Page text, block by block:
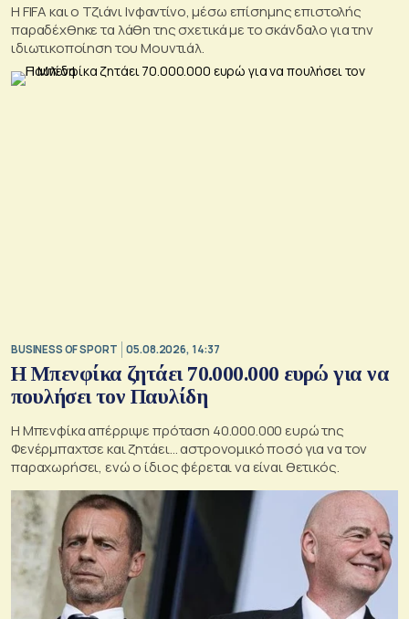
Η FIFA και ο Τζιάνι Ινφαντίνο, μέσω επίσημης επιστολής
παραδέχθηκε τα λάθη της σχετικά με το σκάνδαλο για την
ιδιωτικοποίηση του Μουντιάλ.
BUSINESS OF SPORT 05.08.2026, 14:37
Η Μπενφίκα ζητάει 70.000.000 ευρώ για να
πουλήσει τον Παυλίδη
Η Μπενφίκα απέρριψε πρόταση 40.000.000 ευρώ της
Φενέρμπαχτσε και ζητάει… αστρονομικό ποσό για να τον
παραχωρήσει, ενώ ο ίδιος φέρεται να είναι θετικός.